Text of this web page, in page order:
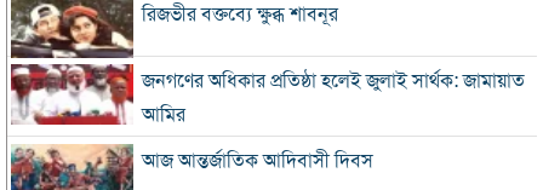
রিজভীর বক্তব্যে ক্ষুব্ধ শাবনূর
জনগণের অধিকার প্রতিষ্ঠা হলেই জুলাই সার্থক: জামায়াত
আমির
আজ আন্তর্জাতিক আদিবাসী দিবস